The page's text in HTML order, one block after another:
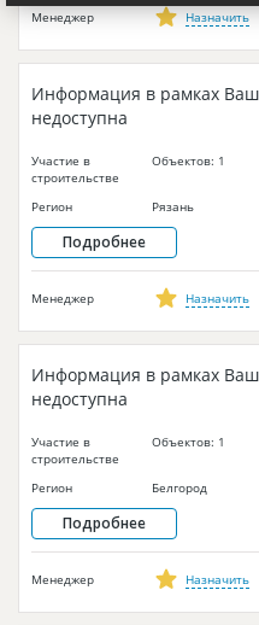
Менеджер Назначить
Информация в рамках
недоступна
Участие в
строительстве
Объектов: 1
Регион Рязань
Подробнее
Менеджер Назначить
Информация в рамках
недоступна
Участие в
строительстве
Объектов: 1
Регион Белгород
Подробнее
Менеджер Назначить